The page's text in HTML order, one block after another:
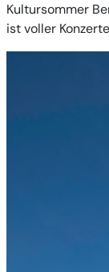
Kultursommer
ist voller